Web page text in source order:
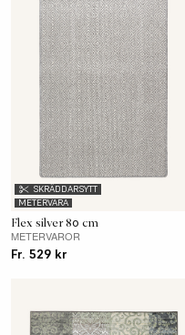
SKRÄDDARSYTT
METERVARA
Flex silver 80 cm
METERVAROR
Fr. 529 kr